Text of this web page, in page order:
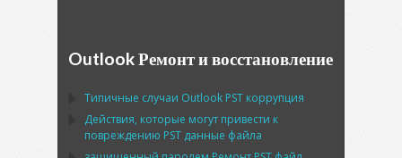
Outlook Ремонт и восстановление
Типичные случаи Outlook PST коррупция
Действия, которые могут привести к
повреждению PST данные файла